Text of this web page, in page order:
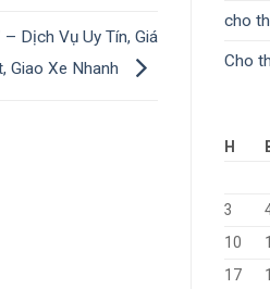
Dịch Vụ Uy Tín, Giá
Giao Xe Nhanh
cho
Cho
H
3
10
17